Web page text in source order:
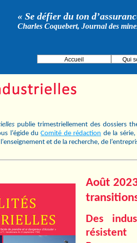
« Se défier du ton
Charles Coquebert, Journal des
Accueil Qui
publie trimestriellement des dossiers
l’égide duComité de rédaction de la
et de la recherche, de
Août
Des
résistent